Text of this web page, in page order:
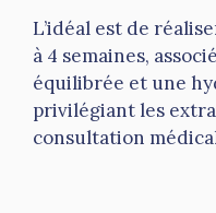
L’idéal est de
à 4 semaines,
équilibrée et une
privilégiant les
consultation